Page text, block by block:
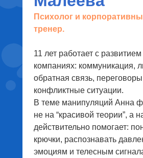
Психолог и
тренер.
11 лет работает с
компаниях: коммуникация,
обратная связь,
конфликтные ситуации.
В теме манипуляций Анна
не на “красивой теории”, а
действительно помогает:
крючки, распознавать
эмоциям и телесным